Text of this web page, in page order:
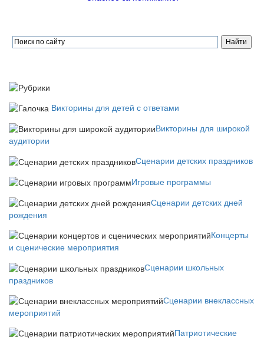
Викторины для детей с ответами
Викторины для широкой
аудитории
Сценарии детских праздников
Игровые программы
Сценарии детских дней
рождения
Концерты
и сценические мероприятия
Сценарии школьных
праздников
Сценарии внеклассных
мероприятий
Патриотические